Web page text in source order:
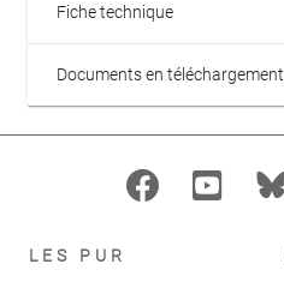
Fiche technique
Documents en téléchargement
LES PUR